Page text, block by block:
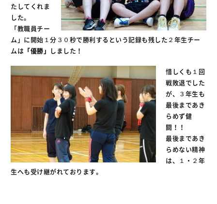
たしてくれま
した。
「教職員チー
ム」に開始１分３０秒で勝利するという記録も残した２年生チー
ムは 「優勝」 しました！
惜しくも１回
戦敗退でした
が、３年生も
最後まであき
らめず健
闘！！
最後まであき
らめない精神
は、１・２年
生へも受け継がれております。